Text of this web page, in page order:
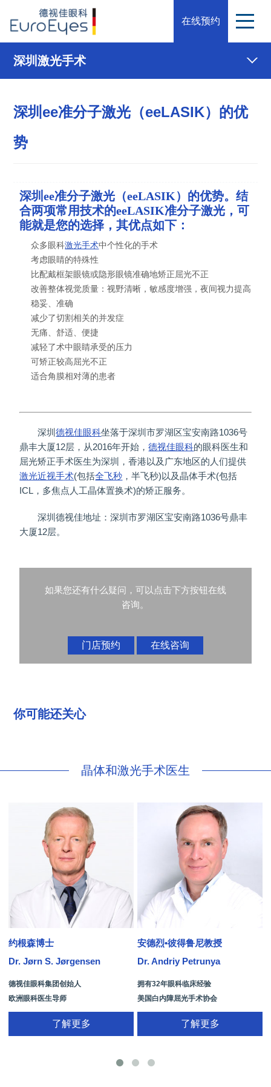
在线预约
深圳激光手术
深圳ee准分子激光（eeLASIK）的优
势
深圳ee准分子激光（eeLASIK）的优势。结
合两项常用技术的eeLASIK准分子激光 ，可
能就是您的选择，其优点如下：
众多眼科激光手术中个性化的手术
考虑眼睛的特殊性
比配戴框架眼镜或隐形眼镜准确地矫正屈光不正
改善整体视觉质量：视野清晰，敏感度增强，夜间视力提高
稳妥、准确
减少了切割相关的并发症
无痛、舒适、便捷
减轻了术中眼睛承受的压力
可矫正较高屈光不正
适合角膜相对薄的患者
深圳德视佳眼科坐落于深圳市罗湖区宝安南路1036号
鼎丰大厦12层，从2016年开始，德视佳眼科的眼科医生和
屈光矫正手术医生为深圳，香港以及广东地区的人们提供
激光近视手术(包括全飞秒 ，半飞秒)以及晶体手术(包括
ICL，多焦点人工晶体置换术)的矫正服务。
深圳德视佳地址：深圳市罗湖区宝安南路1036号鼎丰
大厦12层。
如果您还有什么疑问，可以点击下方按钮在线
咨询。
门店预约 在线咨询
你可能还关心
晶体和激光手术医生
约根森博士
Dr. Jørn S. Jørgensen
德视佳眼科集团创始人
欧洲眼科医生导师
拥有35年眼科从业经历
了解更多
安德烈•彼得鲁尼教授
Dr. Andriy Petrunya
拥有32年眼科临床经验
美国白内障屈光手术协会
国际屈光手术协会(ISRS)
26项发明专利[青光眼手术/葡萄膜炎/斜
了解更多